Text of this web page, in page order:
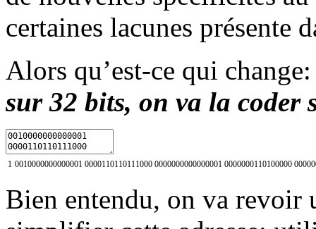
certaines lacunes présente
Alors qu’est-ce qui
sur 32 bits, on va la coder
1 0010000000000001 0000110110111000 0000000000000001 0000000110100000
Bien entendu, on va revoir